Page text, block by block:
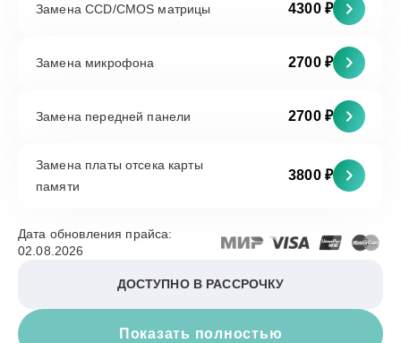
Замена CCD/CMOS матрицы 4300 ₽
Замена микрофона 2700 ₽
Замена передней панели 2700 ₽
Замена платы отсека карты
памяти
3800 ₽
Показать полностью
Дата обновления прайса:
02.08.2026
ДОСТУПНО В РАССРОЧКУ